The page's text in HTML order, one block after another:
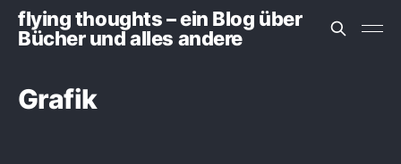
flying thoughts – ein Blog über
Bücher und alles andere
Grafik